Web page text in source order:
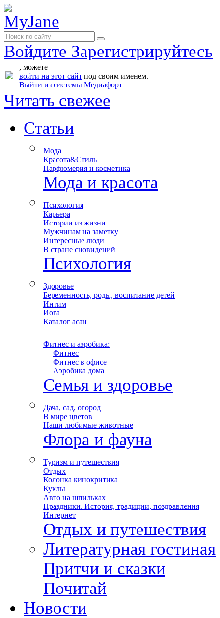
Войдите Зарегистрируйтесь
, можете
войти на этот сайт под своим именем.
Выйти из системы Медиафорт
Читать свежее
Статьи
Мода
Красота&Стиль
Парфюмерия и косметика
Мода и красота
Психология
Карьера
Истории из жизни
Мужчинам на заметку
Интересные люди
В стране сновидений
Психология
Здоровье
Беременность, роды, воспитание детей
Интим
Йога
Каталог асан
Фитнес и аэробика:
Фитнес
Фитнес в офисе
Аэробика дома
Семья и здоровье
Дача, сад, огород
В мире цветов
Наши любимые животные
Флора и фауна
Туризм и путешествия
Отдых
Колонка кинокритика
Куклы
Авто на шпильках
Праздники. История, традиции, поздравления
Интернет
Отдых и путешествия
Литературная гостиная
Притчи и сказки
Почитай
Новости